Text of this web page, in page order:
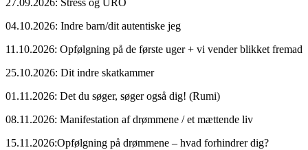
27.09.2026: Stress og URO
04.10.2026: Indre barn/dit autentiske jeg
11.10.2026: Opfølgning på de første uger + vi vender blikket fremad
25.10.2026: Dit indre skatkammer
01.11.2026: Det du søger, søger også dig! (Rumi)
08.11.2026: Manifestation af drømmene / et mættende liv
15.11.2026:Opfølgning på drømmene – hvad forhindrer dig?